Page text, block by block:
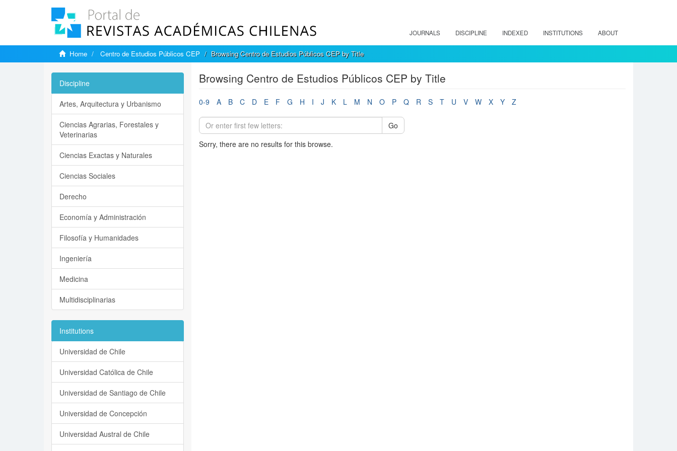
JOURNALS DISCIPLINE INDEXED INSTITUTIONS ABOUT
Home Centro de Estudios Públicos CEP Browsing Centro de Estudios Públicos CEP by Title
Browsing Centro de Estudios Públicos CEP by Title
0-9 A B C D E F G H I J K L M N O P Q R S T U V W X Y Z
Go
Sorry, there are no results for this browse.
Discipline
Artes, Arquitectura y Urbanismo
Ciencias Agrarias, Forestales y
Veterinarias
Ciencias Exactas y Naturales
Ciencias Sociales
Derecho
Economía y Administración
Filosofía y Humanidades
Ingeniería
Medicina
Multidisciplinarias
Institutions
Universidad de Chile
Universidad Católica de Chile
Universidad de Santiago de Chile
Universidad de Concepción
Universidad Austral de Chile